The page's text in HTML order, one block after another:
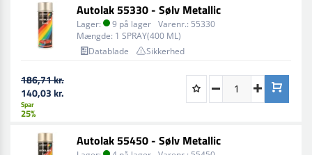
Autolak 55330 - Sølv Metallic
Lager: 9 på lager Varenr.: 55330
Mængde: 1 SPRAY(400 ML)
Datablade
Sikkerhed
186,71 kr.
140,03 kr.
Spar
25%
Autolak 55450 - Sølv Metallic